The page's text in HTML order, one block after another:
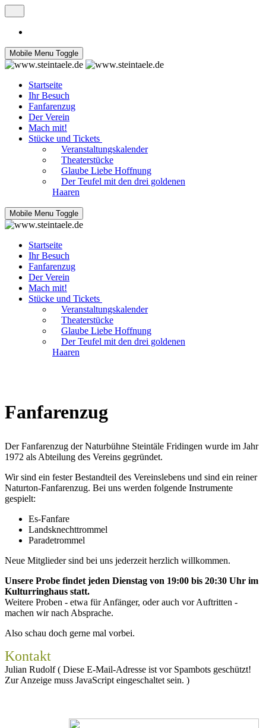
Mobile Menu Toggle
Startseite
Ihr Besuch
Fanfarenzug
Der Verein
Mach mit!
Stücke und Tickets
Veranstaltungskalender
Theaterstücke
Glaube Liebe Hoffnung
Der Teufel mit den drei goldenen
Haaren
Mobile Menu Toggle
Startseite
Ihr Besuch
Fanfarenzug
Der Verein
Mach mit!
Stücke und Tickets
Veranstaltungskalender
Theaterstücke
Glaube Liebe Hoffnung
Der Teufel mit den drei goldenen
Haaren
Fanfarenzug
Der Fanfarenzug der Naturbühne Steintäle Fridingen wurde im Jahr
1972 als Abteilung des Vereins gegründet.
Wir sind ein fester Bestandteil des Vereinslebens und sind ein reiner
Naturton-Fanfarenzug. Bei uns werden folgende Instrumente
gespielt:
Es-Fanfare
Landsknechttrommel
Paradetrommel
Neue Mitglieder sind bei uns jederzeit herzlich willkommen.
Unsere Probe findet jeden Dienstag von 19:00 bis 20:30 Uhr im
Kulturringhaus statt.
Weitere Proben - etwa für Anfänger, oder auch vor Auftritten -
machen wir nach Absprache.
Also schau doch gerne mal vorbei.
Kontakt
Julian Rudolf ( Diese E-Mail-Adresse ist vor Spambots geschützt!
Zur Anzeige muss JavaScript eingeschaltet sein. )